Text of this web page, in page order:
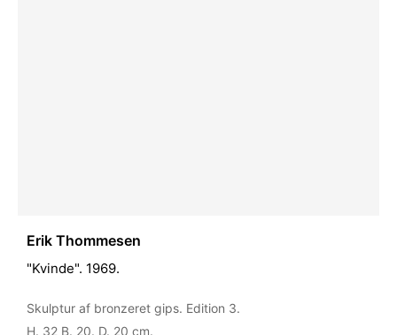
Erik Thommesen
"Kvinde". 1969.
Skulptur af bronzeret gips. Edition 3.
H. 32 B. 20. D. 20 cm.